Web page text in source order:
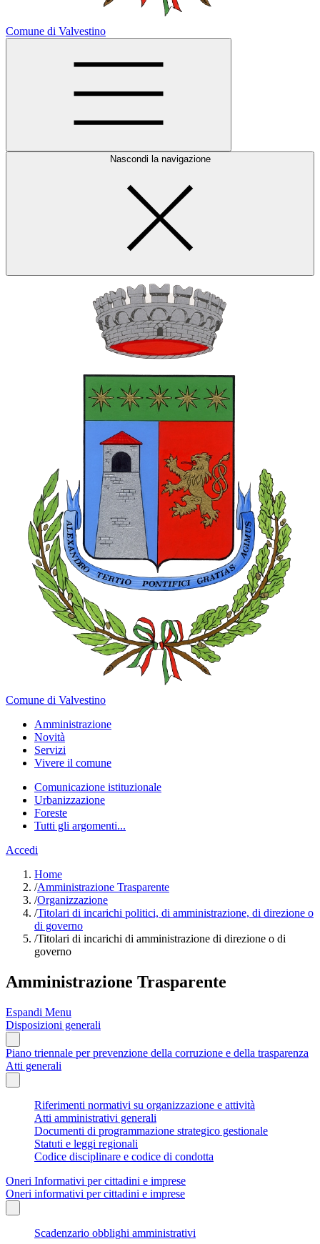
Comune di Valvestino
Nascondi la navigazione
Comune di Valvestino
Amministrazione
Novità
Servizi
Vivere il comune
Comunicazione istituzionale
Urbanizzazione
Foreste
Tutti gli argomenti...
Accedi
Home
/Amministrazione Trasparente
/Organizzazione
/Titolari di incarichi politici, di amministrazione, di direzione o
di governo
/Titolari di incarichi di amministrazione di direzione o di
governo
Amministrazione Trasparente
Espandi Menu
Disposizioni generali
Piano triennale per prevenzione della corruzione e della trasparenza
Atti generali
Riferimenti normativi su organizzazione e attività
Atti amministrativi generali
Documenti di programmazione strategico gestionale
Statuti e leggi regionali
Codice disciplinare e codice di condotta
Oneri Informativi per cittadini e imprese
Oneri informativi per cittadini e imprese
Scadenzario obblighi amministrativi